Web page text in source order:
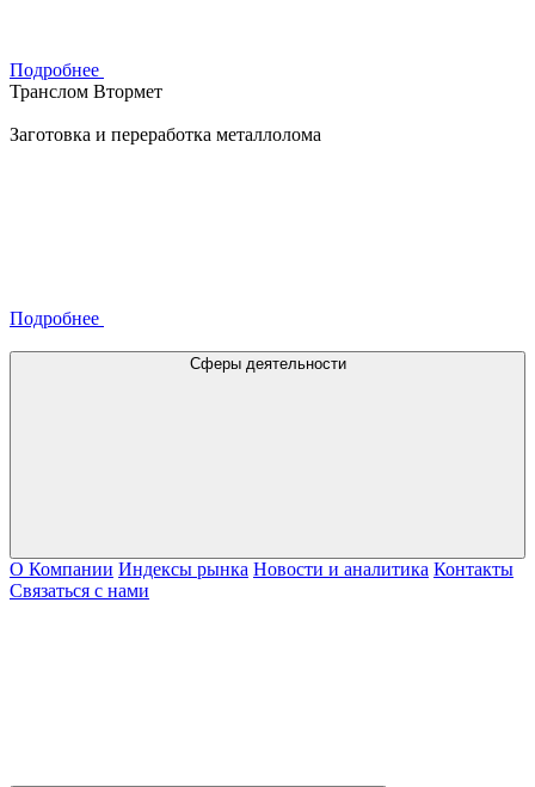
Подробнее
Транслом Втормет
Заготовка и переработка металлолома
Подробнее
Сферы деятельности
О Компании Индексы рынка Новости и аналитика Контакты
Связаться с нами